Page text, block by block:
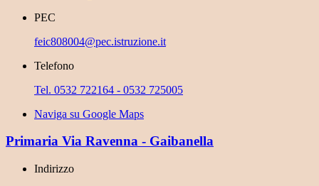
PEC
feic808004@pec.istruzione.it
Telefono
Tel. 0532 722164 - 0532 725005
Naviga su Google Maps
Primaria Via Ravenna - Gaibanella
Indirizzo